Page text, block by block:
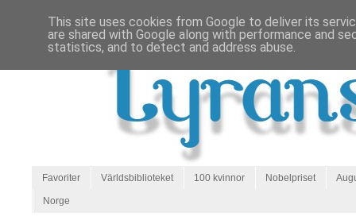
Favoriter Världsbiblioteket 100 kvinnor Nobelpriset
Norge
This site uses cookies from Google to deliver its
are shared with Google along with performance and
statistics, and to detect and address abuse.